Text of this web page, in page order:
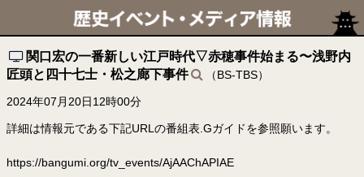
関口宏の一番新しい江戸時代▽赤穂事件始まる〜浅野内
匠頭と四十七士・松之廊下事件
（BS-TBS）
2024年07月20日12時00分
詳細は情報元である下記URLの番組表.Gガイドを参照願います。
https://bangumi.org/tv_events/AjAAChAPIAE